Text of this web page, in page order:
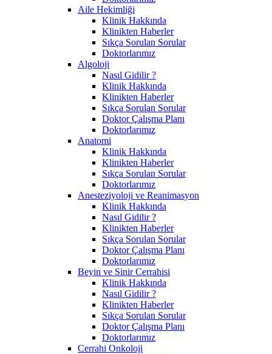
Aile Hekimliği
Klinik Hakkında
Klinikten Haberler
Sıkça Sorulan Sorular
Doktorlarımız
Algoloji
Nasıl Gidilir ?
Klinik Hakkında
Klinikten Haberler
Sıkça Sorulan Sorular
Doktor Çalışma Planı
Doktorlarımız
Anatomi
Klinik Hakkında
Klinikten Haberler
Sıkça Sorulan Sorular
Doktorlarımız
Anesteziyoloji ve Reanimasyon
Klinik Hakkında
Nasıl Gidilir ?
Klinikten Haberler
Sıkça Sorulan Sorular
Doktor Çalışma Planı
Doktorlarımız
Beyin ve Sinir Cerrahisi
Klinik Hakkında
Nasıl Gidilir ?
Klinikten Haberler
Sıkça Sorulan Sorular
Doktor Çalışma Planı
Doktorlarımız
Cerrahi Onkoloji